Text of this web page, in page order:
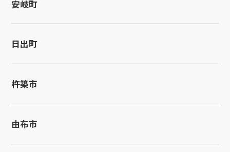
安岐町
日出町
杵築市
由布市